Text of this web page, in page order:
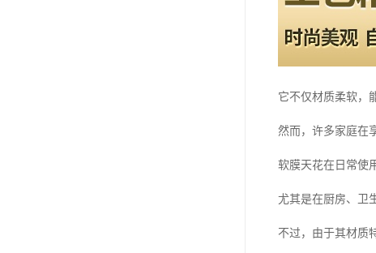
它不仅材质柔软，
然而，许多家庭在
软膜天花在日常使
尤其是在厨房、卫
不过，由于其材质